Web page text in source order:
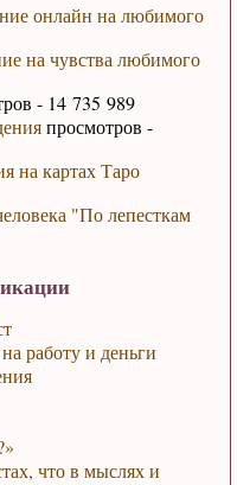
онлайн на любимого
на чувства любимого
- 14 735 989
просмотров -
на картах Таро
"По лепесткам
работу и деньги
что в мыслях и